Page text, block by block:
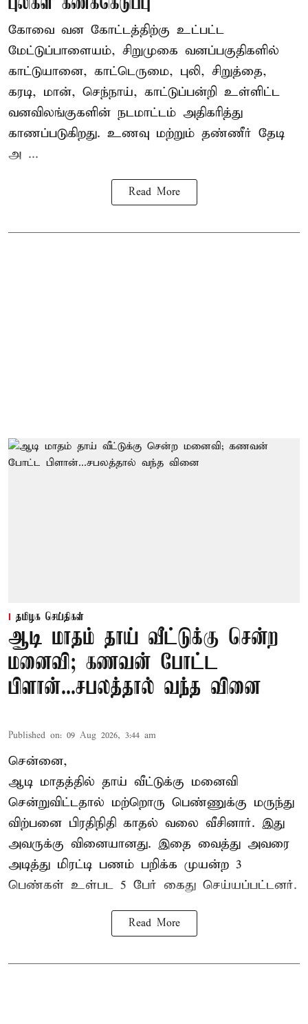
கோவை வன கோட்டத்திற்கு உட்பட்ட
மேட்டுப்பாளையம், சிறுமுகை வனப்பகுதிகளில்
காட்டுயானை, காட்டெருமை, புலி, சிறுத்தை,
கரடி, மான், செந்நாய், காட்டுப்பன்றி உள்ளிட்ட
வனவிலங்குகளின் நடமாட்டம் அதிகரித்து
காணப்படுகிறது. உணவு மற்றும் தண்ணீர் தேடி
அ ...
Read More
தமிழக செய்திகள்
ஆடி மாதம் தாய் வீட்டுக்கு சென்ற
மனைவி; கணவன் போட்ட
பிளான்...சபலத்தால் வந்த வினை
Published on: 09 Aug 2026, 3:44 am
சென்னை,
ஆடி மாதத்தில் தாய் வீட்டுக்கு மனைவி
சென்றுவிட்டதால் மற்றொரு பெண்ணுக்கு மருந்து
விற்பனை பிரதிநிதி காதல் வலை வீசினார். இது
அவருக்கு வினையானது. இதை வைத்து அவரை
அடித்து மிரட்டி பணம் பறிக்க முயன்ற 3
பெண்கள் உள்பட 5 பேர் கைது செய்யப்பட்டனர்.
Read More